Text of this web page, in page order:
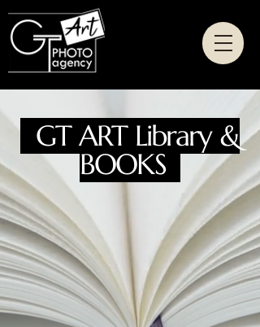
GT ART Library &
BOOKS